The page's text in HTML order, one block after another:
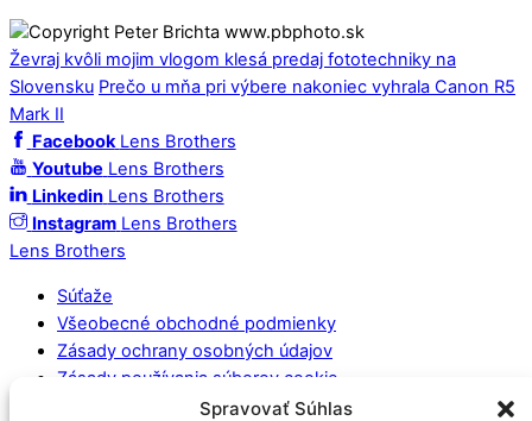
Spravovať Súhlas
Ževraj kvôli mojim vlogom klesá predaj fototechniky na
Slovensku Prečo u mňa pri výbere nakoniec vyhrala Canon R5
Mark II
Facebook Lens Brothers
Youtube Lens Brothers
Linkedin Lens Brothers
Instagram Lens Brothers
Lens Brothers
Súťaže
Všeobecné obchodné podmienky
Zásady ochrany osobných údajov
Zásady používania súborov cookie